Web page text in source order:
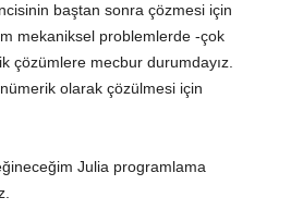
baştan sonra çözmesi için
mekaniksel problemlerde -çok
çözümlere mecbur durumdayız.
olarak çözülmesi için
Julia programlama